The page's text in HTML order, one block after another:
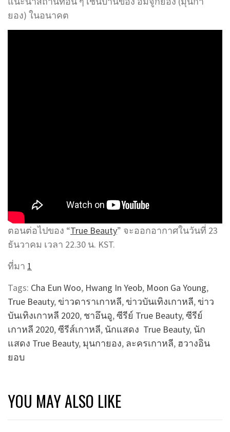
ยอง) ในอนาคต
ตอนต่อไปของ “True Beauty” จะออกอากาศในวันที่ 23
ธันวาคม เวลา 22.30 น. KST.
ที่มา 1
Tags: Cha Eun Woo, Hwang In Yeob, Moon Ga Young,
True Beauty, ข่าวดาราเกาหลี, ข่าวบันเทิงเกาหลี, ข่าว
บันเทิงเกาหลี 2020, ชาอึนอู,ซีรีย์ True Beauty,ซีรีย์
เกาหลี 2020,ซีรีส์เกาหลี, นักแสดง True Beauty, นัก
แสดง True Beauty, มุนกายอง, ละครเกาหลี, ฮวางอิน
ยอบ
YOU MAY ALSO LIKE